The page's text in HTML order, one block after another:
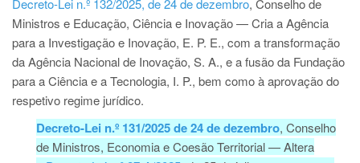
Decreto-Lei n.º 132/2025, de 24 de dezembro, Conselho de
Ministros e Educação, Ciência e Inovação — Cria a Agência
para a Investigação e Inovação, E. P. E., com a transformação
da Agência Nacional de Inovação, S. A., e a fusão da Fundação
para a Ciência e a Tecnologia, I. P., bem como à aprovação do
respetivo regime jurídico.
Decreto-Lei n.º 131/2025 de 24 de dezembro, Conselho
de Ministros, Economia e Coesão Territorial — Altera